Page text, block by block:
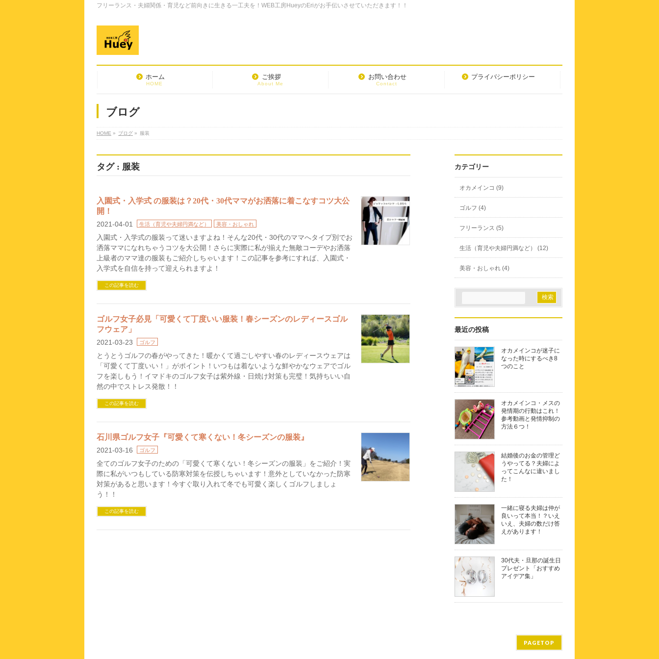
フリーランス・夫婦関係・育児など前向きに生きる一工夫を！WEB工房HueyのEriがお手伝いさせていただきます！！
ホーム
HOME
ご挨拶
About Me
お問い合わせ
Contact
プライバシーポリシー
ブログ
HOME » ブログ » 服装
タグ : 服装
入園式・入学式 の服装は？20代・30代ママがお洒落に着こなすコツ大公
開！
2021-04-01 生活（育児や夫婦円満など） 美容・おしゃれ
入園式・入学式の服装って迷いますよね！そんな20代・30代のママへタイプ別でお
洒落ママになれちゃうコツを大公開！さらに実際に私が揃えた無敵コーデやお洒落
上級者のママ達の服装もご紹介しちゃいます！この記事を参考にすれば、入園式・
入学式を自信を持って迎えられますよ！
この記事を読む
ゴルフ女子必見「可愛くて丁度いい服装！春シーズンのレディースゴル
フウェア」
2021-03-23 ゴルフ
とうとうゴルフの春がやってきた！暖かくて過ごしやすい春のレディースウェアは
「可愛くて丁度いい！」がポイント！いつもは着ないような鮮やかなウェアでゴル
フを楽しもう！イマドキのゴルフ女子は紫外線・日焼け対策も完璧！気持ちいい自
然の中でストレス発散！！
この記事を読む
石川県ゴルフ女子『可愛くて寒くない！冬シーズンの服装』
2021-03-16 ゴルフ
全てのゴルフ女子のための「可愛くて寒くない！冬シーズンの服装」をご紹介！実
際に私がいつもしている防寒対策を伝授しちゃいます！意外としていなかった防寒
対策があると思います！今すぐ取り入れて冬でも可愛く楽しくゴルフしましょ
う！！
この記事を読む
カテゴリー
オカメインコ (9)
ゴルフ (4)
フリーランス (5)
生活（育児や夫婦円満など） (12)
美容・おしゃれ (4)
最近の投稿
オカメインコが迷子に
なった時にするべき8
つのこと
オカメインコ・メスの
発情期の行動はこれ！
参考動画と発情抑制の
方法６つ！
結婚後のお金の管理ど
うやってる？夫婦によ
ってこんなに違いまし
た！
一緒に寝る夫婦は仲が
良いって本当！？いえ
いえ、夫婦の数だけ答
えがあります！
30代夫・旦那の誕生日
プレゼント「おすすめ
アイデア集」
PAGETOP